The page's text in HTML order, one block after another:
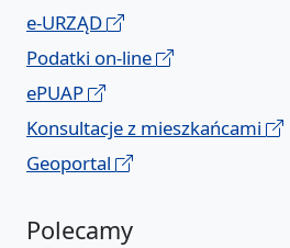
e-URZĄD
Podatki on-line
ePUAP
Konsultacje z mieszkańcami
Geoportal
Polecamy